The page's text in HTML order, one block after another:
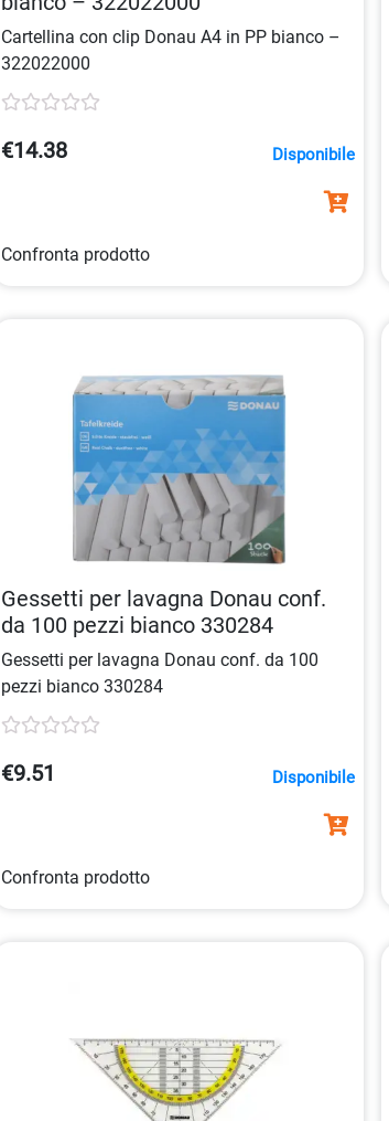
Cartellina con clip Donau A4 in PP bianco –
322022000
€14.38 Disponibile
Confronta prodotto
Gessetti per lavagna Donau conf.
da 100 pezzi bianco 330284
Gessetti per lavagna Donau conf. da 100
pezzi bianco 330284
€9.51 Disponibile
Confronta prodotto